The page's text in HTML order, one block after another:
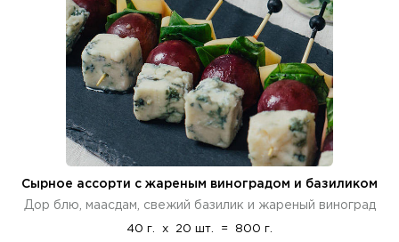
Сырное ассорти с жареным виноградом и базиликом
Дор блю, маасдам, свежий базилик и жареный виноград
40 г. x 20 шт. = 800 г.